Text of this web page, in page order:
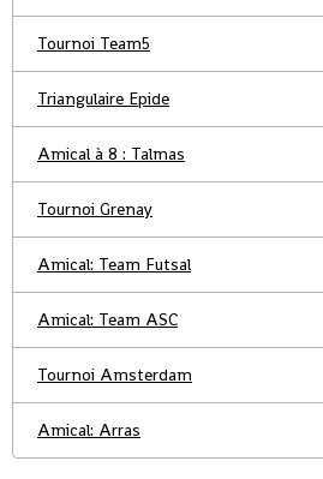
Tournoi Team5
Triangulaire Epide
Amical à 8 : Talmas
Tournoi Grenay
Amical: Team Futsal
Amical: Team ASC
Tournoi Amsterdam
Amical: Arras